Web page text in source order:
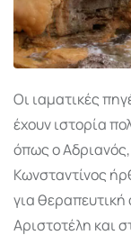
Οι ιαματικές
έχουν ιστορία
όπως ο
Κωνσταντίνος
για
Αριστοτέλη και